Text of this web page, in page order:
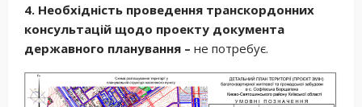
4. Необхідність проведення транскордонних
консультацій щодо проекту документа
державного планування – не потребує.